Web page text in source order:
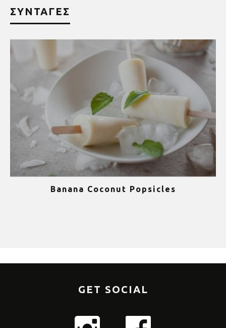
ΣΥΝΤΑΓΕΣ
Banana Coconut Popsicles
GET SOCIAL